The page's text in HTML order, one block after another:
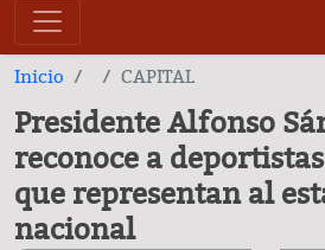
Inicio CAPITAL
Presidente Alfonso
reconoce a
que representan al
nacional